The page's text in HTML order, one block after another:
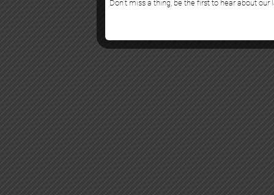
Don’t miss a thing, be the first to hear about